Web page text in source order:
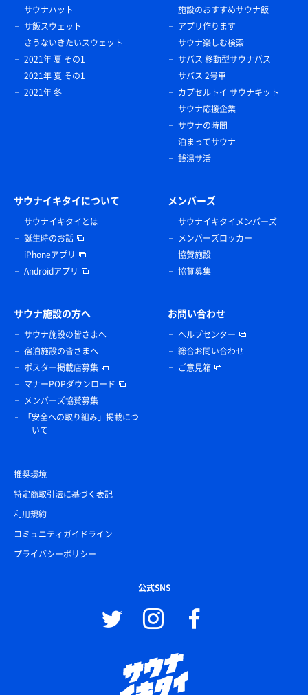
サウナハット
サ飯スウェット
さうないきたいスウェット
2021年 夏 その1
2021年 夏 その1
2021年 冬
施設のおすすめサウナ飯
アプリ作ります
サウナ楽しむ検索
サバス 移動型サウナバス
サバス 2号車
カプセルトイ サウナキット
サウナ応援企業
サウナの時間
泊まってサウナ
銭湯サ活
サウナイキタイについて
サウナイキタイとは
誕生時のお話
iPhoneアプリ
Androidアプリ
メンバーズ
サウナイキタイメンバーズ
メンバーズロッカー
協賛施設
協賛募集
サウナ施設の方へ
サウナ施設の皆さまへ
宿泊施設の皆さまへ
ポスター掲載店募集
マナーPOPダウンロード
メンバーズ協賛募集
「安全への取り組み」掲載につ
いて
お問い合わせ
ヘルプセンター
総合お問い合わせ
ご意見箱
推奨環境
特定商取引法に基づく表記
利用規約
コミュニティガイドライン
プライバシーポリシー
公式SNS